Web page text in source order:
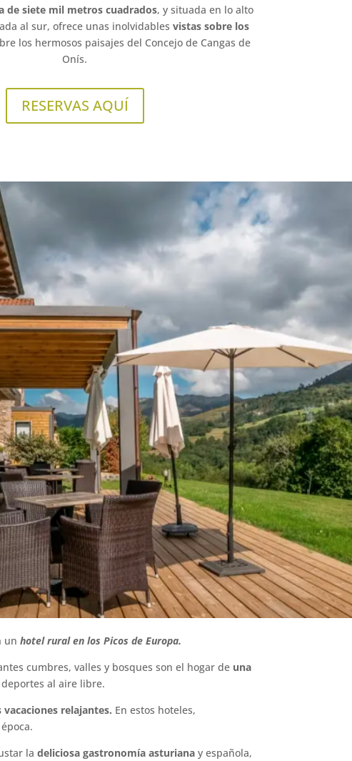
de siete mil metros cuadrados, y situada en lo alto
al sur, ofrece unas inolvidables vistas sobre los
los hermosos paisajes del Concejo de Cangas de
Onís.
RESERVAS AQUÍ
unhotel rural en los Picos de Europa.
cumbres, valles y bosques son el hogar de una
al aire libre.
vacaciones relajantes. En estos hoteles,
ladeliciosa gastronomía asturiana y española,